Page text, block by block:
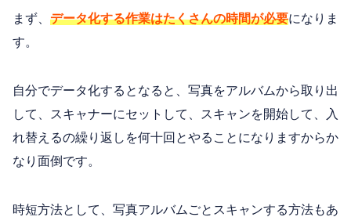
まず、 データ化する作業はたくさんの時間が必要になりま
す。
自分でデータ化するとなると、写真をアルバムから取り出
して、スキャナーにセットして、スキャンを開始して、入
れ替えるの繰り返しを何十回とやることになりますからか
なり面倒です。
時短方法として、写真アルバムごとスキャンする方法もあ